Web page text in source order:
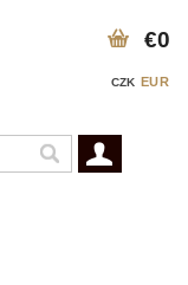
CZK EUR
€0